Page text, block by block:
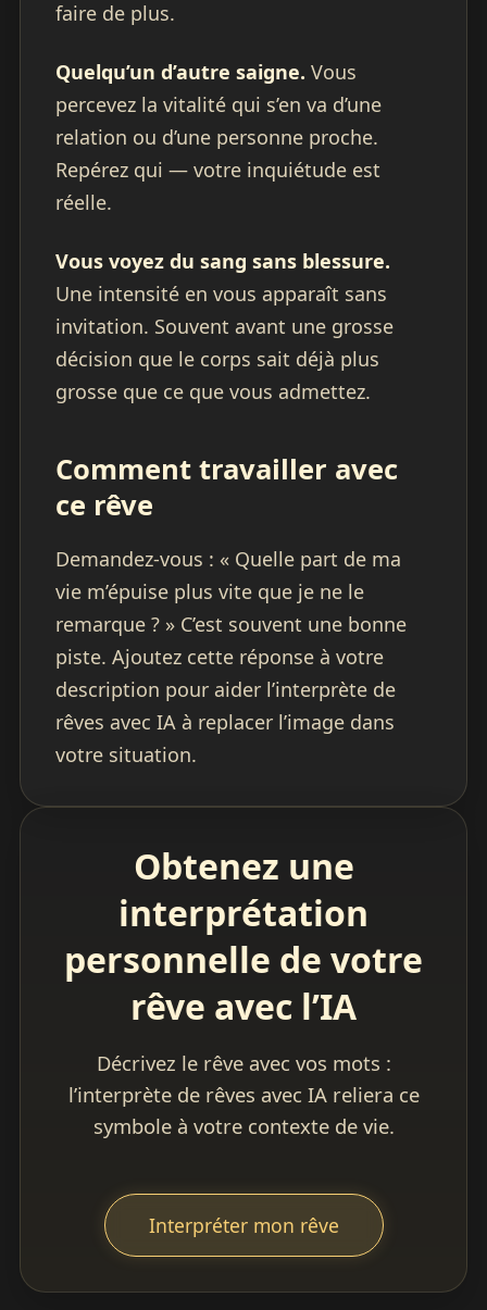
faire de plus.
Quelqu’un d’autre saigne. Vous
percevez la vitalité qui s’en va d’une
relation ou d’une personne proche.
Repérez qui — votre inquiétude est
réelle.
Vous voyez du sang sans blessure.
Une intensité en vous apparaît sans
invitation. Souvent avant une grosse
décision que le corps sait déjà plus
grosse que ce que vous admettez.
Comment travailler avec
ce rêve
Demandez-vous : « Quelle part de ma
vie m’épuise plus vite que je ne le
remarque ? » C’est souvent une bonne
piste. Ajoutez cette réponse à votre
description pour aider l’interprète de
rêves avec IA à replacer l’image dans
votre situation.
Obtenez une
interprétation
personnelle de votre
rêve avec l’IA
Décrivez le rêve avec vos mots :
l’interprète de rêves avec IA reliera ce
symbole à votre contexte de vie.
Interpréter mon rêve